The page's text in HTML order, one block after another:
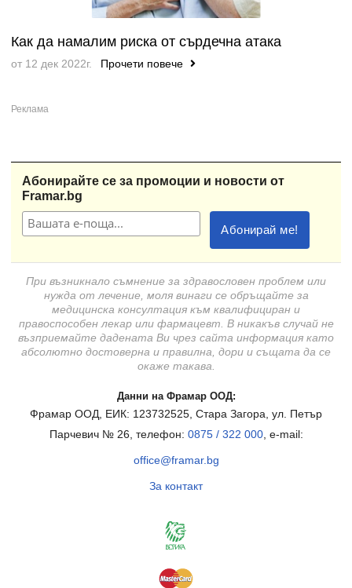
Как да намалим риска от сърдечна атака
от 12 дек 2022г. Прочети повече
Абонирайте се за промоции и новости от
Framar.bg
При възникнало съмнение за здравословен проблем или
нужда от лечение, моля винаги се обръщайте за
медицинска консултация към квалифициран и
правоспособен лекар или фармацевт. В никакъв случай не
възприемайте дадената Ви чрез сайта информация като
абсолютно достоверна и правилна, дори и същата да се
окаже такава.
Данни на Фрамар ООД:
Фрамар ООД, ЕИК: 123732525, Стара Загора, ул. Петър
Парчевич № 26, телефон: 0875 / 322 000, e-mail:
office@framar.bg
За контакт